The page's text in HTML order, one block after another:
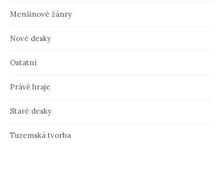
Menšinové žánry
Nové desky
Ostatní
Právě hraje
Staré desky
Tuzemská tvorba